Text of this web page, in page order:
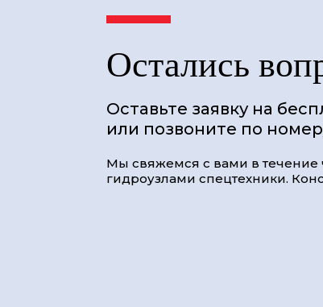
Остались
Оставьте заявку на
или позвоните по
Мы свяжемся с вами в течение
гидроузлами спецтехники.